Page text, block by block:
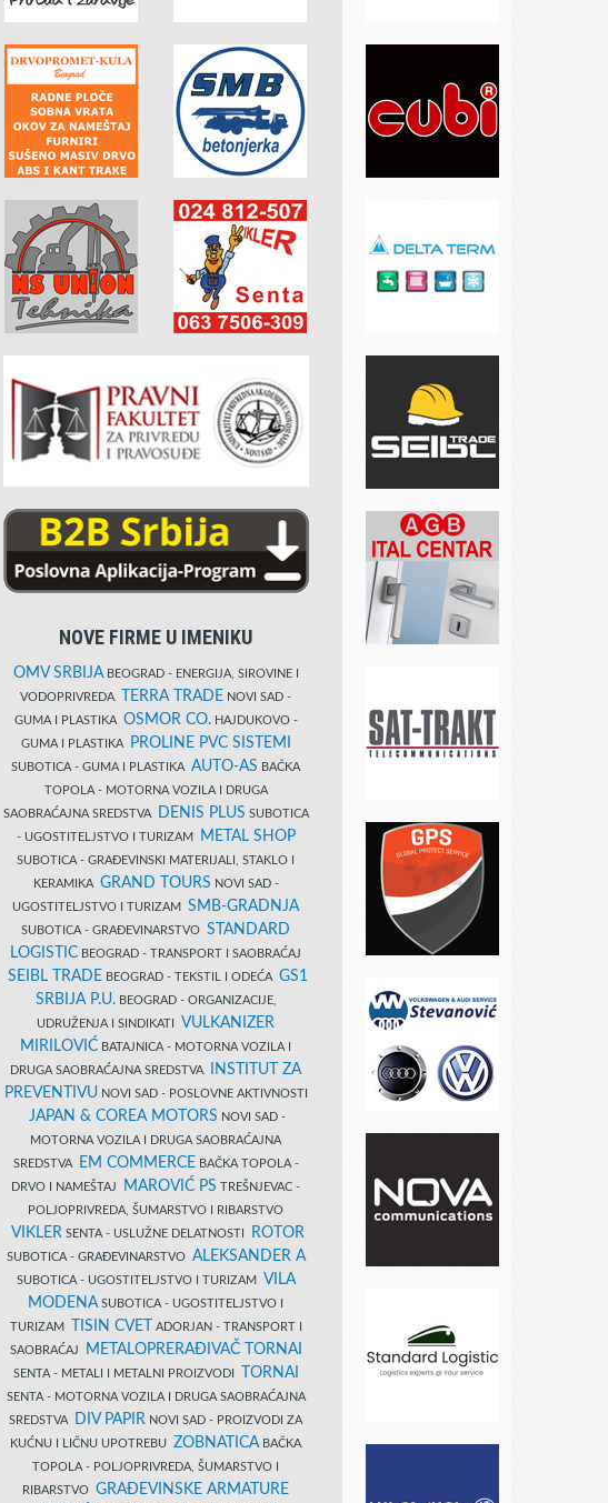
NOVE FIRME U IMENIKU
OMV SRBIJABEOGRAD - ENERGIJA, SIROVINE I
VODOPRIVREDA
TERRA TRADE NOVI SAD -
GUMA I PLASTIKA OSMOR CO.HAJDUKOVO -
GUMA I PLASTIKA
PROLINE PVC SISTEMI
SUBOTICA - GUMA I PLASTIKA AUTO-AS BAČKA
TOPOLA - MOTORNA VOZILA I DRUGA
SAOBRAĆAJNA SREDSTVA
DENIS PLUS SUBOTICA
- UGOSTITELJSTVO I TURIZAM
METAL SHOP
SUBOTICA - GRAĐEVINSKI MATERIJALI, STAKLO I
KERAMIKA GRAND TOURS NOVI SAD -
UGOSTITELJSTVO I TURIZAM SMB-GRADNJA
SUBOTICA - GRAĐEVINARSTVO STANDARD
LOGISTIC BEOGRAD - TRANSPORT I SAOBRAĆAJ
SEIBL TRADE BEOGRAD - TEKSTIL I ODEĆA GS1
SRBIJA P.U.BEOGRAD - ORGANIZACIJE,
UDRUŽENJA I SINDIKATI VULKANIZER
MIRILOVIĆ BATAJNICA - MOTORNA VOZILA I
DRUGA SAOBRAĆAJNA SREDSTVA
INSTITUT ZA
PREVENTIVUNOVI SAD - POSLOVNE AKTIVNOSTI
JAPAN & COREA MOTORS NOVI SAD -
MOTORNA VOZILA I DRUGA SAOBRAĆAJNA
SREDSTVA
EM COMMERCE BAČKA TOPOLA -
DRVO I NAMEŠTAJ
MAROVIĆ PS TREŠNJEVAC -
POLJOPRIVREDA, ŠUMARSTVO I RIBARSTVO
VIKLER SENTA - USLUŽNE DELATNOSTI ROTOR
SUBOTICA - GRAĐEVINARSTVO ALEKSANDER A
SUBOTICA - UGOSTITELJSTVO I TURIZAM VILA
MODENA SUBOTICA - UGOSTITELJSTVO I
TURIZAM
TISIN CVET
ADORJAN - TRANSPORT I
SAOBRAĆAJ
METALOPRERAĐIVAČ TORNAI
SENTA - METALI I METALNI PROIZVODI TORNAI
SENTA - MOTORNA VOZILA I DRUGA SAOBRAĆAJNA
SREDSTVA
DIV PAPIR NOVI SAD - PROIZVODI ZA
KUĆNU I LIČNU UPOTREBU ZOBNATICA BAČKA
TOPOLA - POLJOPRIVREDA, ŠUMARSTVO I
RIBARSTVO GRAĐEVINSKE ARMATURE